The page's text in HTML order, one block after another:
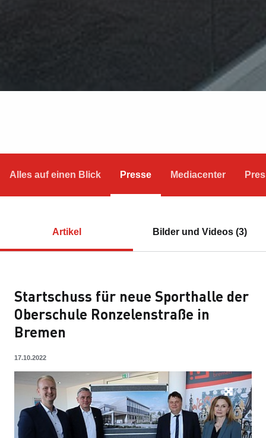
Alles auf einen Blick Presse Mediacenter
Artikel Bilder und Videos (3)
Startschuss für neue Sporthalle der
Oberschule Ronzelenstraße in
Bremen
17.10.2022